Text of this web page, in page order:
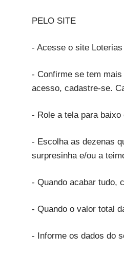
PELO SITE
- Acesse o site
- Confirme se tem
acesso, cadastre-se.
- Role a tela para
- Escolha as dezenas
surpresinha e/ou a
- Quando acabar tudo,
- Quando o valor total
- Informe os dados do